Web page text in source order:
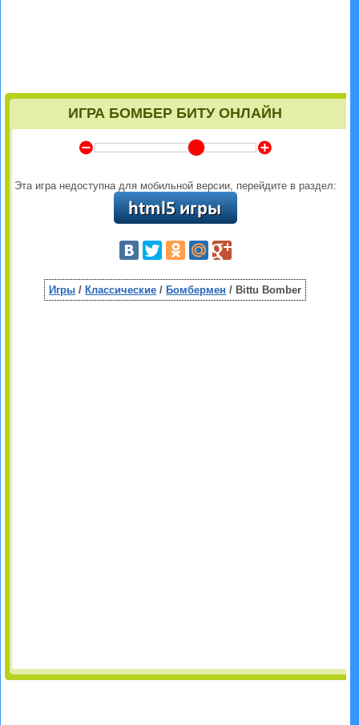
ИГРА БОМБЕР БИТУ ОНЛАЙН
Y Z
Эта игра недоступна для мобильной версии, перейдите в раздел:
Игры / Классические / Бомбермен / Bittu Bomber